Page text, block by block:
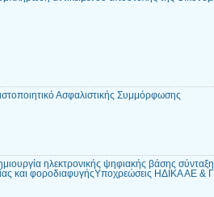
Ασφαλιστικής Συμμόρφωσης
ηλεκτρονικής ψηφιακής βάσης
και φοροδιαφυγήςΥποχρεώσεις ΗΔΙΚΑ ΑΕ &